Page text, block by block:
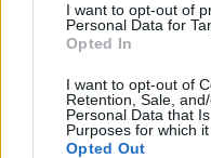
I want to opt-out of
Personal Data for
Opted In
I want to opt-out of
Retention, Sale,
Personal Data that
Purposes for which it
Opted Out
Nuovo